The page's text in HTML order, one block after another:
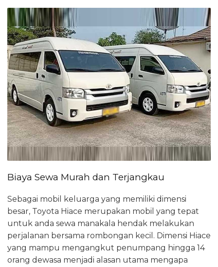
Biaya Sewa Murah dan Terjangkau
Sebagai mobil keluarga yang memiliki dimensi
besar, Toyota Hiace merupakan mobil yang tepat
untuk anda sewa manakala hendak melakukan
perjalanan bersama rombongan kecil. Dimensi Hiace
yang mampu mengangkut penumpang hingga 14
orang dewasa menjadi alasan utama mengapa